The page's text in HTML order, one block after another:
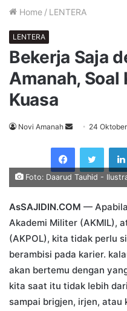
Home / LENTERA
LENTERA
Bekerja Saja
Amanah, Soal
Kuasa
Novi Amanah
Send
email
24
Facebook
Foto: Daarud Tauhid -
AsSAJIDIN.COM —
Akademi Militer (AKMIL),
(AKPOL), kita tidak perlu
berambisi pada karier.
akan bertemu dengan
kita saat itu tidak Iebih
sampai brigjen, irjen, atau